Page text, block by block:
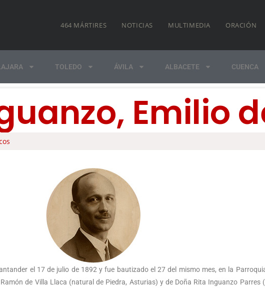
464 MÁRTIRES NOTICIAS MULTIMEDIA ORACIÓN
TOLEDO ÁVILA ALBACETE CUENCA
Emilio
el 17 de julio de 1892 y fue bautizado el 27 del mismo mes, en la
de Villa Llaca (natural de Piedra, Asturias) y de Doña Rita Inguanzo Parres